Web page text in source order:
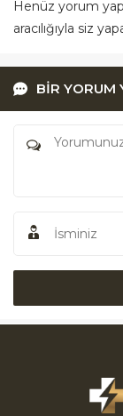
Henüz yorum
aracılığıyla siz
BİR YORUM